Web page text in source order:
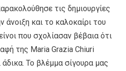
τις δημιουργίες
άνοιξη και το καλοκαίρι του
που σχολίασαν βέβαια ότι
της Maria Grazia Chiuri
άδικα. Το βλέμμα σίγουρα μας